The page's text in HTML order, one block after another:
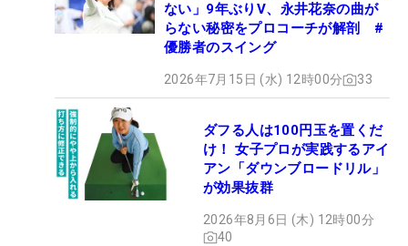
ない」9年ぶりV、永井花奈の曲が
らない秘密をプロコーチが解剖 #
優勝者のスイング
2026年7月15日 (水) 12時00分 33
ダフる人は100円玉を置くだ
け！ 女子プロが実践するアイ
アン「ダウンブロードリル」
が効果抜群
2026年8月6日 (木) 12時00分
40